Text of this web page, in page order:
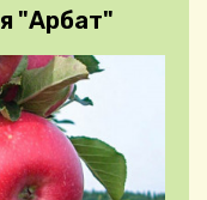
"Арбат"